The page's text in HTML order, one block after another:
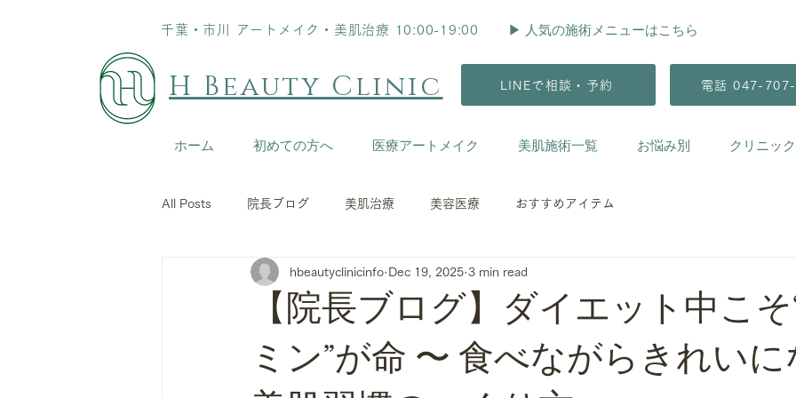
千葉・市川 アートメイク・美肌治療 10:00-19:00 ▶︎ 人気の施術メニューはこちら
LINEで相談・予約 電話 047-
H Beauty Clinic
ホーム 初めての方へ 医療アートメイク 美肌施術一覧 お悩み別 クリニッ
All Posts 院長ブログ 美肌治療 美容医療 おすすめアイテム
【院長ブログ】ダイエット中こ
ミン”が命 〜 食べながらきれい
hbeautyclinicinfo Dec 19, 2025 3 min read